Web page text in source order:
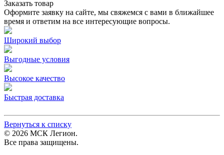
Заказать товар
Оформите заявку на сайте, мы свяжемся с вами в ближайшее
время и ответим на все интересующие вопросы.
Широкий выбор
Выгодные условия
Высокое качество
Быстрая доставка
Вернуться к списку
© 2026 МСК Легион.
Все права защищены.